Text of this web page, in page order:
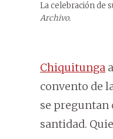
La celebración de
Archivo.
Chiquitunga
convento de
se preguntan
santidad.